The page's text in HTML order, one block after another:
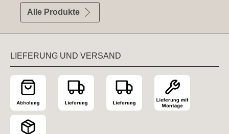
Alle Produkte
LIEFERUNG UND VERSAND